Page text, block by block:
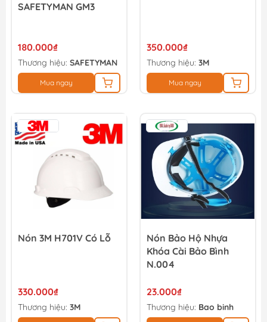
SAFETYMAN GM3
180.000₫
Thương hiệu: SAFETYMAN
Mua ngay
350.000₫
Thương hiệu: 3M
Mua ngay
Nón 3M H701V Có Lỗ
330.000₫
Thương hiệu: 3M
Nón Bảo Hộ Nhựa
Khóa Cài Bảo Bình
N.004
23.000₫
Thương hiệu: Bao binh